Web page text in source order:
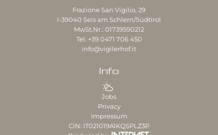
Frazione San Vigilio, 29
I-39040 Seis am Schlern/Südtirol
MwSt.Nr.: 01739590212
Tel. +39 0471 706 450
info@vigilerhof.it
Info
Jobs
Privacy
Impressum
CIN: IT021019A1KQSPLZ3P